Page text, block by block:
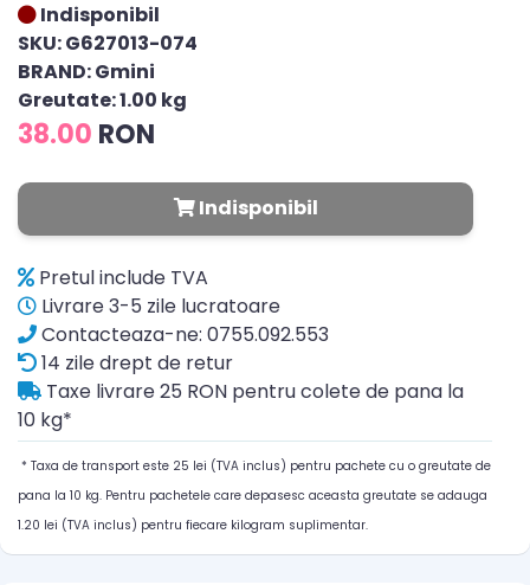
Indisponibil
SKU: G627013-074
BRAND: Gmini
Greutate: 1.00 kg
38.00 RON
Indisponibil
Pretul include TVA
Livrare 3-5 zile lucratoare
Contacteaza-ne: 0755.092.553
14 zile drept de retur
Taxe livrare 25 RON pentru colete de pana la
10 kg*
* Taxa de transport este 25 lei (TVA inclus) pentru pachete cu o greutate de
pana la 10 kg. Pentru pachetele care depasesc aceasta greutate se adauga
1.20 lei (TVA inclus) pentru fiecare kilogram suplimentar.